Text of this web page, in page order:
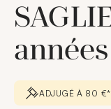
ADJUGÉ À 80